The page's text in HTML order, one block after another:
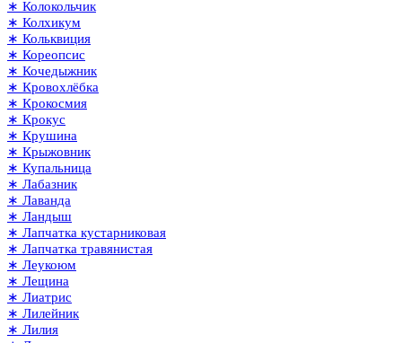
∗ Колокольчик
∗ Колхикум
∗ Кольквиция
∗ Кореопсис
∗ Кочедыжник
∗ Кровохлёбка
∗ Крокосмия
∗ Крокус
∗ Крушина
∗ Крыжовник
∗ Купальница
∗ Лабазник
∗ Лаванда
∗ Ландыш
∗ Лапчатка кустарниковая
∗ Лапчатка травянистая
∗ Леукоюм
∗ Лещина
∗ Лиатрис
∗ Лилейник
∗ Лилия